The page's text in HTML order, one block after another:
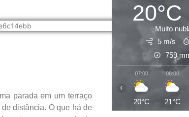
parada em um terraço
distância. O que há de
20°C
Muito
5 m/s
759
07:00
20°C
08:00
21°C
‹